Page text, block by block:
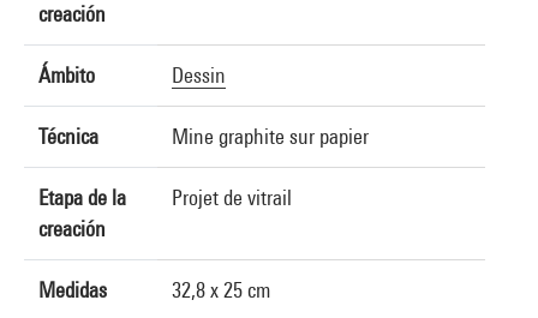
creación
Ámbito Dessin
Técnica Mine graphite sur papier
Etapa de la
creación
Projet de vitrail
Medidas 32,8 x 25 cm